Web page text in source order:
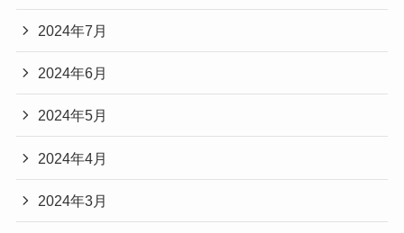
2024年7月
2024年6月
2024年5月
2024年4月
2024年3月